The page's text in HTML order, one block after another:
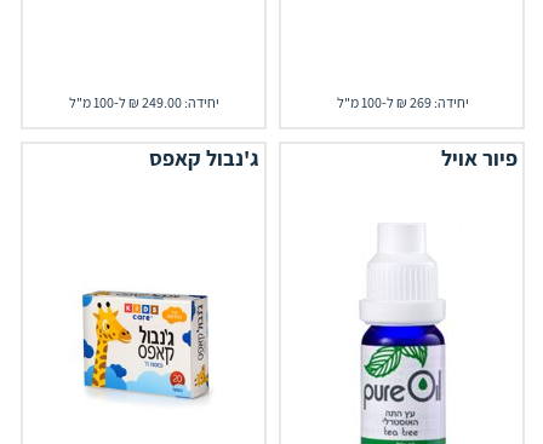
יחידה: 269 ₪ ל-100 מ"ל יחידה: 249.00 ₪ ל-100 מ"ל
פיור אויל ג'נבול קאפס